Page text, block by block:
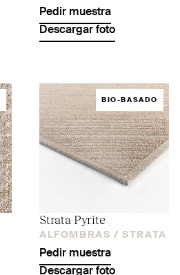
Pedir muestra
Descargar foto
BIO-BASADO
Strata Pyrite
ALFOMBRAS / STRATA
Pedir muestra
Descargar foto